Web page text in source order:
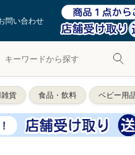
問い合わせ
雑貨 食品・飲料 ベビー用